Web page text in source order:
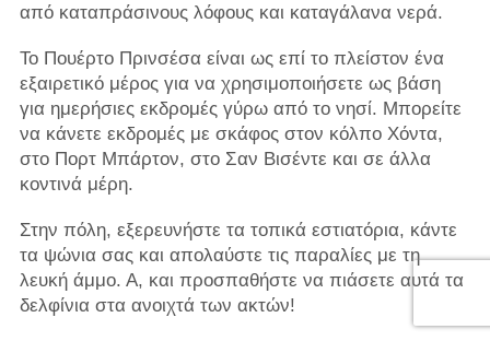
από καταπράσινους λόφους και καταγάλανα νερά.
Το Πουέρτο Πρινσέσα είναι ως επί το πλείστον ένα
εξαιρετικό μέρος για να χρησιμοποιήσετε ως βάση
για ημερήσιες εκδρομές γύρω από το νησί. Μπορείτε
να κάνετε εκδρομές με σκάφος στον κόλπο Χόντα,
στο Πορτ Μπάρτον, στο Σαν Βισέντε και σε άλλα
κοντινά μέρη.
Στην πόλη, εξερευνήστε τα τοπικά εστιατόρια, κάντε
τα ψώνια σας και απολαύστε τις παραλίες με τη
λευκή άμμο. Α, και προσπαθήστε να πιάσετε αυτά τα
δελφίνια στα ανοιχτά των ακτών!